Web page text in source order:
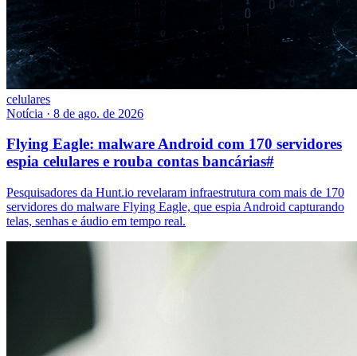
celulares
Notícia · 8 de ago. de 2026
Flying Eagle: malware Android com 170 servidores
espia celulares e rouba contas bancárias#
Pesquisadores da Hunt.io revelaram infraestrutura com mais de 170
servidores do malware Flying Eagle, que espia Android capturando
telas, senhas e áudio em tempo real.